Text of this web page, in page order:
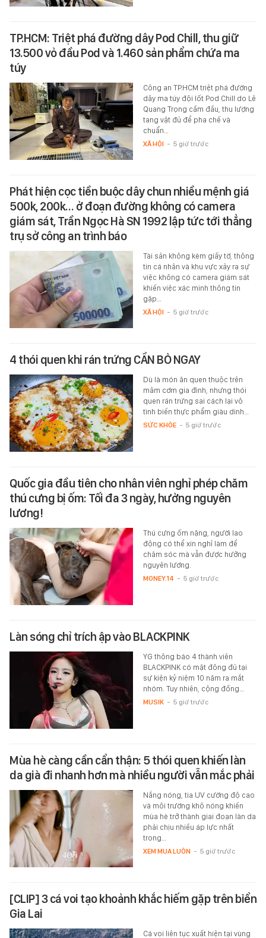
TP.HCM: Triệt phá đường dây Pod Chill, thu giữ
13.500 vỏ đầu Pod và 1.460 sản phẩm chứa ma
túy
Công an TP.HCM triệt phá đường
dây ma túy đội lốt Pod Chill do Lê
Quang Trọng cầm đầu, thu lượng
tang vật đủ để pha chế và
chuẩn…
XÃ HỘI - 5 giờ trước
Phát hiện cọc tiền buộc dây chun nhiều mệnh giá
500k, 200k… ở đoạn đường không có camera
giám sát, Trần Ngọc Hà SN 1992 lập tức tới thẳng
trụ sở công an trình báo
Tài sản không kèm giấy tờ, thông
tin cá nhân và khu vực xảy ra sự
việc không có camera giám sát
khiến việc xác minh thông tin
gặp…
XÃ HỘI - 5 giờ trước
4 thói quen khi rán trứng CẦN BỎ NGAY
Dù là món ăn quen thuộc trên
mâm cơm gia đình, nhưng thói
quen rán trứng sai cách lại vô
tình biến thực phẩm giàu dinh…
SỨC KHỎE - 5 giờ trước
Quốc gia đầu tiên cho nhân viên nghỉ phép chăm
thú cưng bị ốm: Tối đa 3 ngày, hưởng nguyên
lương!
Thú cưng ốm nặng, người lao
động có thể xin nghỉ làm để
chăm sóc mà vẫn được hưởng
nguyên lương.
MONEY.14 - 5 giờ trước
Làn sóng chỉ trích ập vào BLACKPINK
YG thông báo 4 thành viên
BLACKPINK có mặt đông đủ tại
sự kiện kỷ niệm 10 năm ra mắt
nhóm. Tuy nhiên, cộng đồng…
MUSIK - 5 giờ trước
Mùa hè càng cần cẩn thận: 5 thói quen khiến làn
da già đi nhanh hơn mà nhiều người vẫn mắc phải
Nắng nóng, tia UV cường độ cao
và môi trường khô nóng khiến
mùa hè trở thành giai đoạn làn da
phải chịu nhiều áp lực nhất
trong…
XEM MUA LUÔN - 5 giờ trước
[CLIP] 3 cá voi tạo khoảnh khắc hiếm gặp trên biển
Gia Lai
Cá voi liên tục xuất hiện tại vùng